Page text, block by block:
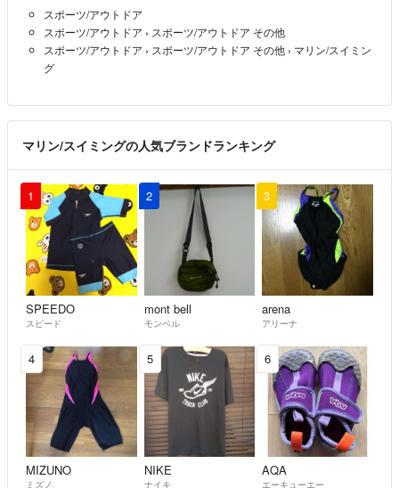
スポーツ/アウトドア
スポーツ/アウトドア › スポーツ/アウトドア その他
スポーツ/アウトドア › スポーツ/アウトドア その他 › マリン/スイミン
グ
マリン/スイミングの人気ブランドランキング
1
SPEEDO
スピード
2
mont bell
モンベル
3
arena
アリーナ
4
MIZUNO
ミズノ
5
NIKE
ナイキ
6
AQA
エーキューエー